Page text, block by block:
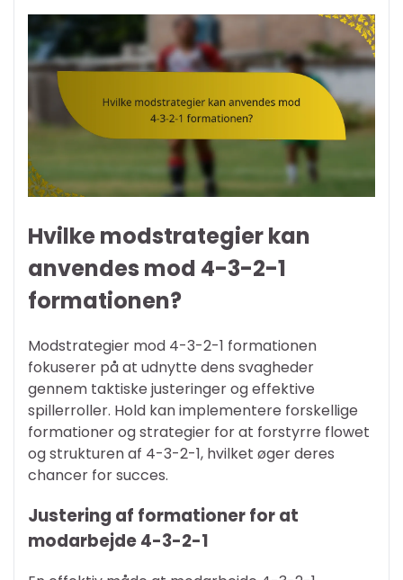
Hvilke modstrategier kan
anvendes mod 4-3-2-1
formationen?
Modstrategier mod 4-3-2-1 formationen
fokuserer på at udnytte dens svagheder
gennem taktiske justeringer og effektive
spillerroller. Hold kan implementere forskellige
formationer og strategier for at forstyrre flowet
og strukturen af 4-3-2-1, hvilket øger deres
chancer for succes.
Justering af formationer for at
modarbejde 4-3-2-1